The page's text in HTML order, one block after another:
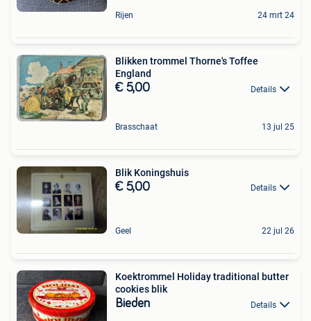
Rijen 24 mrt 24
Blikken trommel Thorne's Toffee
England
€ 5,00 Details
Brasschaat 13 jul 25
Blik Koningshuis
€ 5,00 Details
Geel 22 jul 26
Koektrommel Holiday traditional butter
cookies blik
Bieden Details